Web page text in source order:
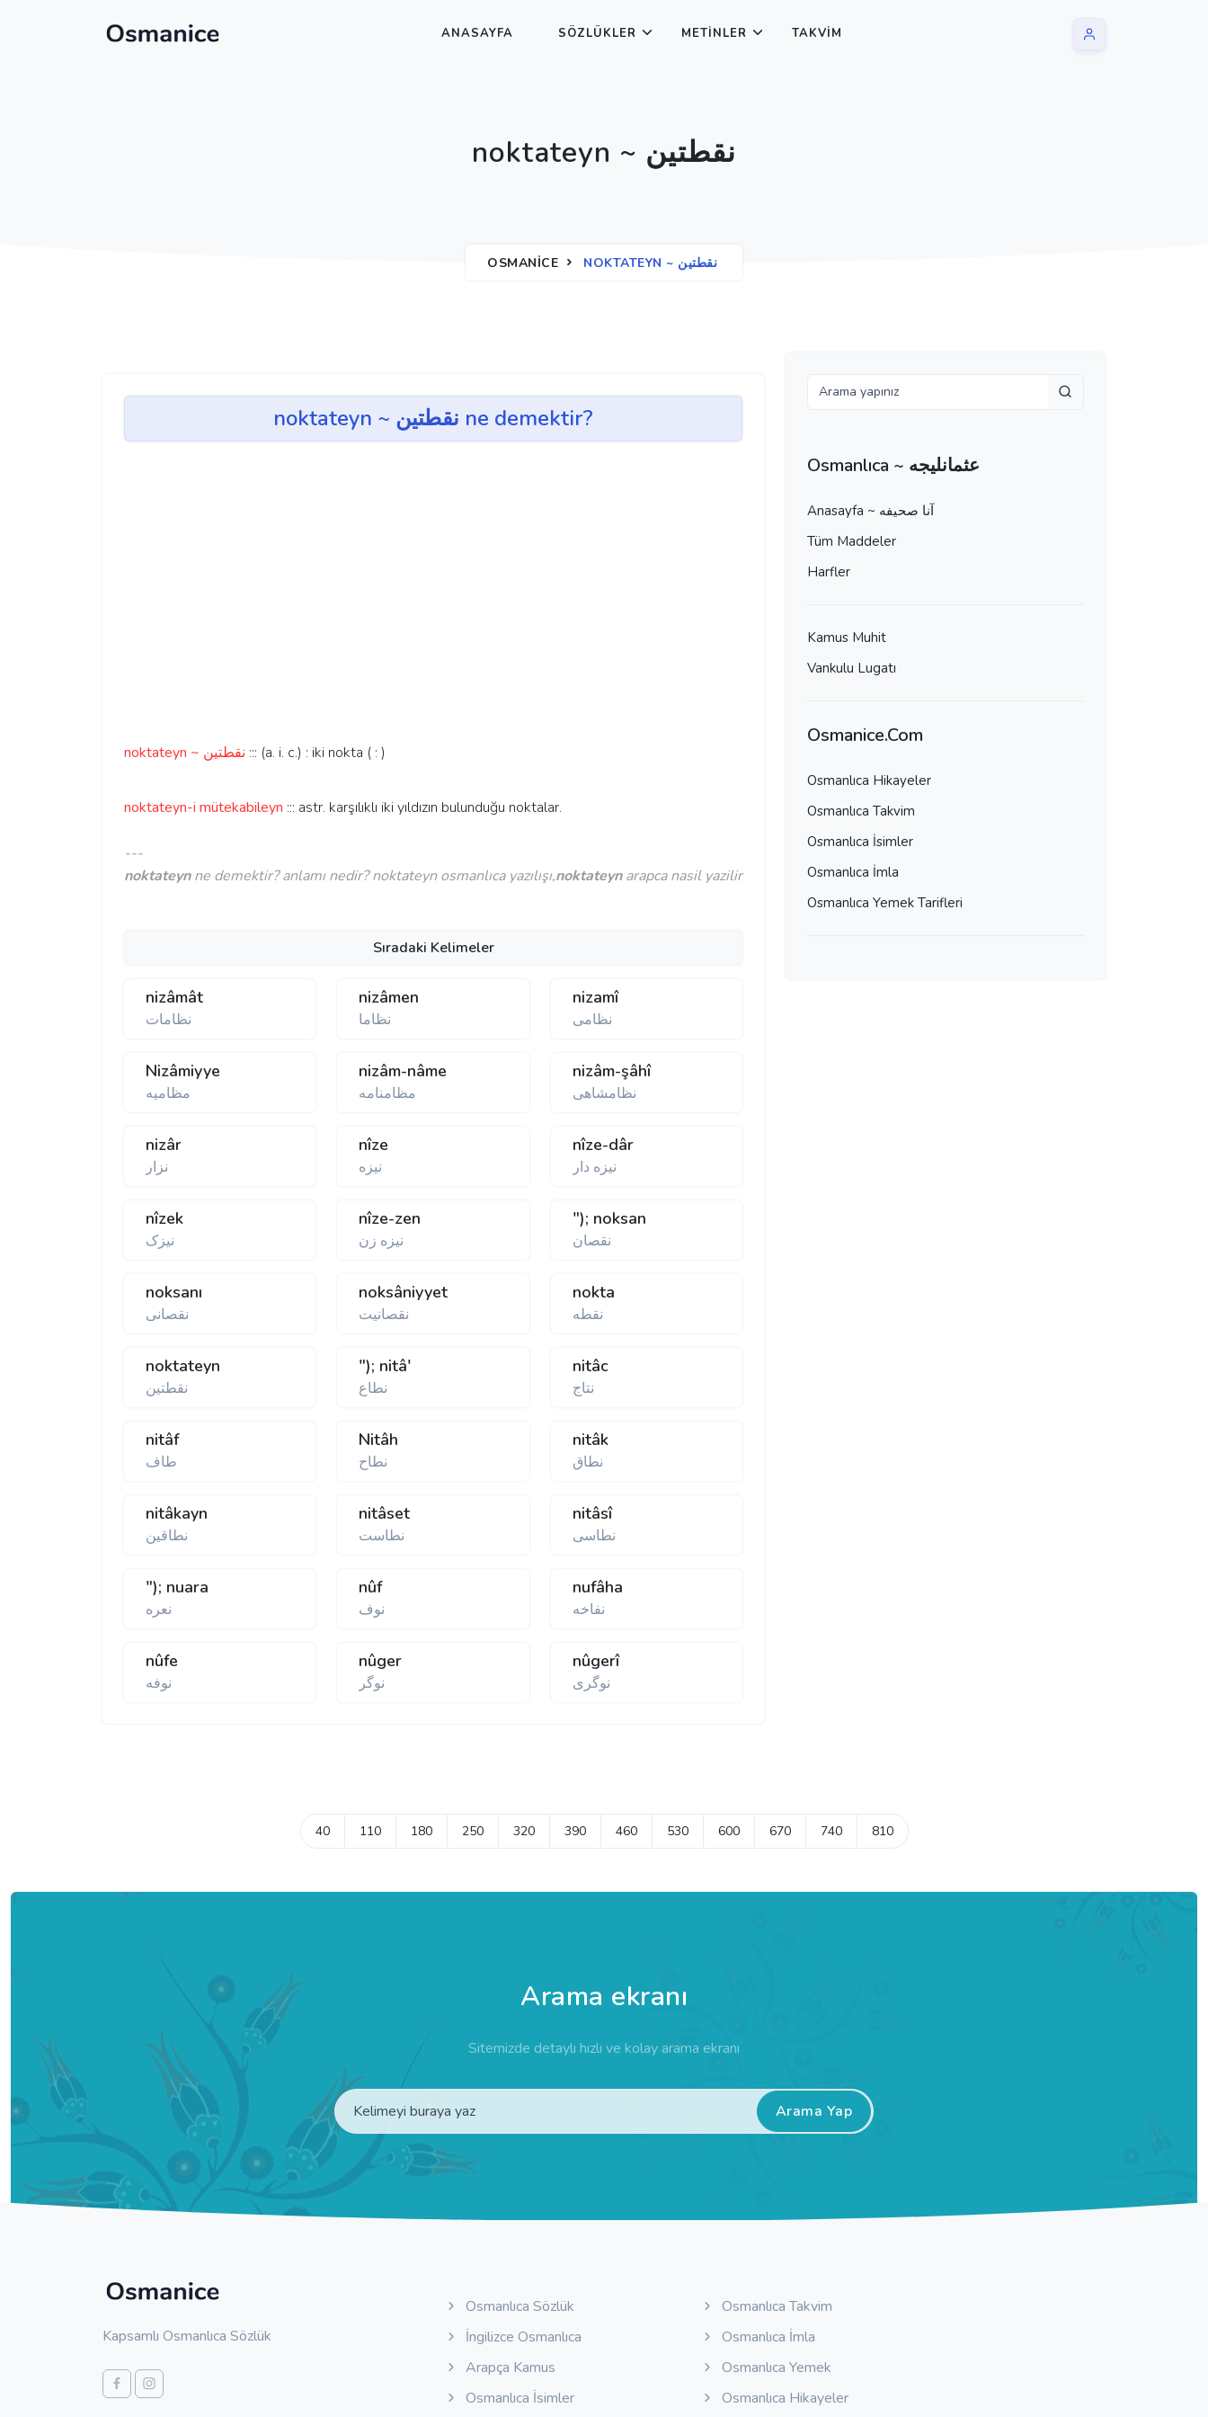
ANASAYFA SÖZLÜKLER METINLER TAKVIM
noktateyn ~ نقطتين
OSMANICE NOKTATEYN ~ نقطتين
noktateyn ~ نقطتين ne demektir?
noktateyn ~ نقطتين ::: (a. i. c.) : iki nokta ( : )
noktateyn-i mütekabileyn ::: astr. karşılıklı iki yıldızın bulunduğu noktalar.
---
noktateynne demektir? anlamı nedir? noktateyn osmanlıca yazılışı,noktateynarapca nasil yazilir
Sıradaki Kelimeler
nizâmât
نظامات
nizâmen
نظاما
nizamî
نظامی
Nizâmiyye
مظاميه
nizâm-nâme
مظامنامه
nizâm-şâhî
نظامشاهی
nizâr
نزار
nîze
نيزه
nîze-dâr
نيزه دار
nîzek
نيزک
nîze-zen
نيزه زن
"); noksan
نقصان
noksanı
نقصانی
noksâniyyet
نقصانيت
nokta
نقطه
noktateyn
نقطتين
"); nitâ'
نطاع
nitâc
نتاج
nitâf
طاف
Nitâh
نطاح
nitâk
نطاق
nitâkayn
نطاقين
nitâset
نطاست
nitâsî
نطاسی
"); nuara
نعره
nûf
نوف
nufâha
نفاخه
nûfe
نوفه
nûger
نوگر
nûgerî
نوگری
Osmanlıca ~ عثمانليجه
Anasayfa ~ آنا صحيفه
Tüm Maddeler
Harfler
Kamus Muhit
Vankulu Lugatı
Osmanice.Com
Osmanlıca Hikayeler
Osmanlıca Takvim
Osmanlıca İsimler
Osmanlıca İmla
Osmanlıca Yemek Tarifleri
40 110 180 250 320 390 460 530 600 670 740 810
Arama ekranı
Sitemizde detaylı hızlı ve kolay arama ekranı
Arama Yap
Kapsamlı Osmanlıca Sözlük
Osmanlıca Sözlük
İngilizce Osmanlıca
Arapça Kamus
Osmanlıca İsimler
Osmanlıca Takvim
Osmanlıca İmla
Osmanlıca Yemek
Osmanlıca Hikayeler